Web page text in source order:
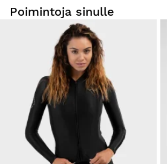
Long Sleeve Cycling Jersey Siroko M2
Erittäin söpö muotoilu ja mukava
Oliko tämä arvostelu hyödyllinen?
Varmistettu ostaja
David Caballero Rodriguez
Long Sleeve Cycling Jersey Siroko M2
Poimintoja sinulle